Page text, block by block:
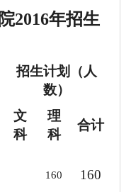
2016年招生
招生计划（人
数）
文
科
理
科
合计
160 160